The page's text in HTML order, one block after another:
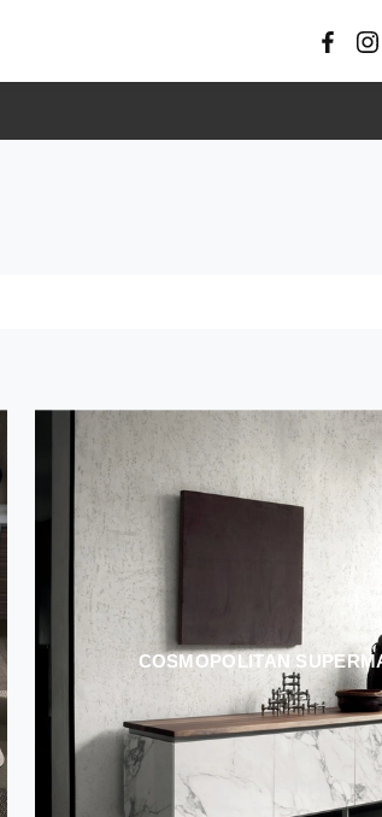
COSMOPOLITAN